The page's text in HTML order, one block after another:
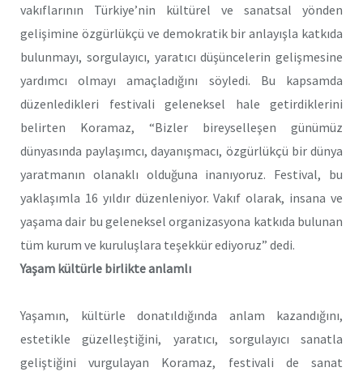
vakıflarının Türkiye’nin kültürel ve sanatsal yönden
gelişimine özgürlükçü ve demokratik bir anlayışla katkıda
bulunmayı, sorgulayıcı, yaratıcı düşüncelerin gelişmesine
yardımcı olmayı amaçladığını söyledi. Bu kapsamda
düzenledikleri festivali geleneksel hale getirdiklerini
belirten Koramaz, “Bizler bireyselleşen günümüz
dünyasında paylaşımcı, dayanışmacı, özgürlükçü bir dünya
yaratmanın olanaklı olduğuna inanıyoruz. Festival, bu
yaklaşımla 16 yıldır düzenleniyor. Vakıf olarak, insana ve
yaşama dair bu geleneksel organizasyona katkıda bulunan
tüm kurum ve kuruluşlara teşekkür ediyoruz” dedi.
Yaşam kültürle birlikte anlamlı
Yaşamın, kültürle donatıldığında anlam kazandığını,
estetikle güzelleştiğini, yaratıcı, sorgulayıcı sanatla
geliştiğini vurgulayan Koramaz, festivali de sanat